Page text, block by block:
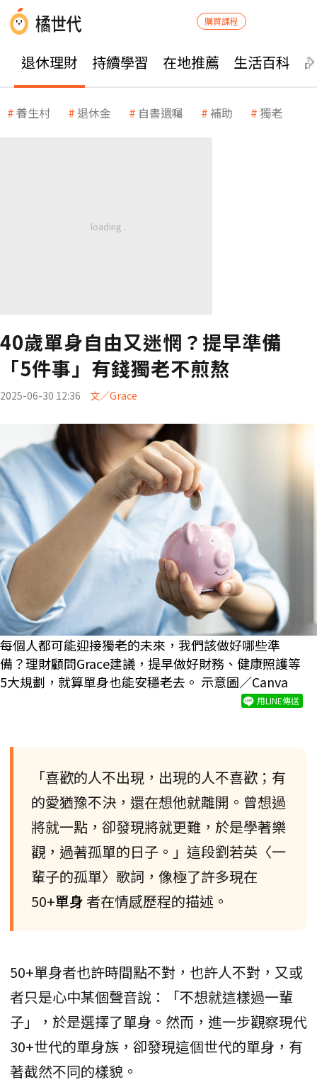
購買課程
退休理財 持續學習 在地推薦 生活百科
養生村 退休金 自書遺囑 補助 獨老
40歲單身自由又迷惘？提早準備
「5件事」有錢獨老不煎熬
2025-06-30 12:36 文／Grace
每個人都可能迎接獨老的未來，我們該做好哪些準
備？理財顧問Grace建議，提早做好財務、健康照護等
5大規劃，就算單身也能安穩老去。 示意圖／Canva
用LINE傳送
「喜歡的人不出現，出現的人不喜歡；有
的愛猶豫不決，還在想他就離開。曾想過
將就一點，卻發現將就更難，於是學著樂
觀，過著孤單的日子。」這段劉若英〈一
輩子的孤單〉歌詞，像極了許多現在
50+單身 者在情感歷程的描述。
50+單身者也許時間點不對，也許人不對，又或
者只是心中某個聲音說：「不想就這樣過一輩
子」，於是選擇了單身。然而，進一步觀察現代
30+世代的單身族，卻發現這個世代的單身，有
著截然不同的樣貌。